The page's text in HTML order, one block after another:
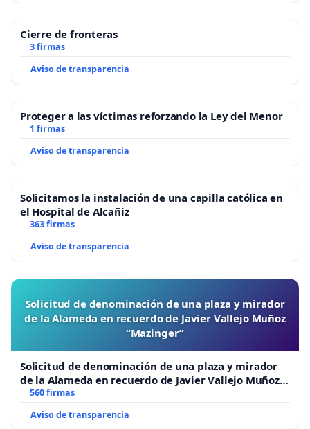
de Estudio y Reflexión Gran Canaria, apoyan su
reconocimiento como espacio de interés público
Cierre de fronteras
3 firmas
Aviso de transparencia
Proteger a las víctimas reforzando la Ley del Menor
1 firmas
Aviso de transparencia
Solicitamos la instalación de una capilla católica en
el Hospital de Alcañiz
363 firmas
Aviso de transparencia
Solicitud de denominación de una plaza y mirador
de la Alameda en recuerdo de Javier Vallejo Muñoz
“Mazinger”
Solicitud de denominación de una plaza y mirador
de la Alameda en recuerdo de Javier Vallejo Muñoz
“Mazinger”
560 firmas
Aviso de transparencia